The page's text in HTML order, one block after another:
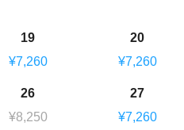
19
¥7,260
20
¥7,260
26
¥8,250
27
¥7,260